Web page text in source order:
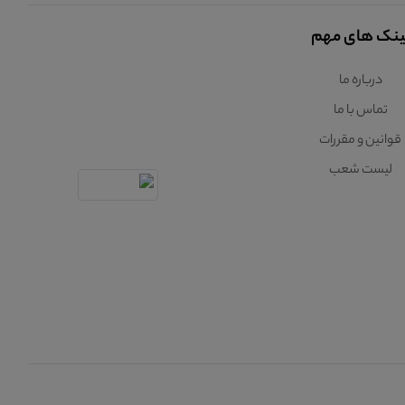
های مهم
درباره ما
تماس با ما
قوانین و مقررات
لیست شعب